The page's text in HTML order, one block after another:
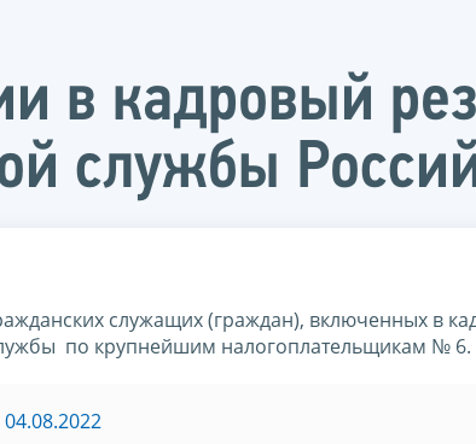
в кадровый
службы
служащих (граждан), включенных в
по крупнейшим налогоплательщикам № 6.